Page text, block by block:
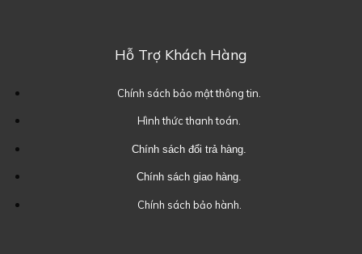
Hỗ Trợ Khách Hàng
Chính sách bảo mật thông tin.
Hình thức thanh toán.
Chính sách đổi trả hàng.
Chính sách giao hàng.
Chính sách bảo hành.